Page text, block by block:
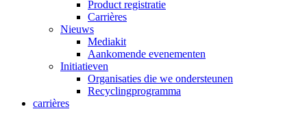
Product registratie
Carrières
Nieuws
Mediakit
Aankomende evenementen
Initiatieven
Organisaties die we ondersteunen
Recyclingprogramma
carrières